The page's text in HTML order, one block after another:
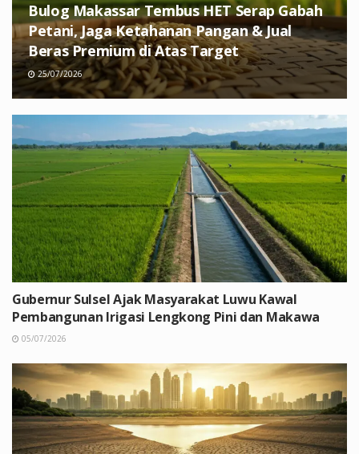
Bulog Makassar Tembus HET Serap Gabah
Petani, Jaga Ketahanan Pangan & Jual
Beras Premium di Atas Target
25/07/2026
Gubernur Sulsel Ajak Masyarakat Luwu Kawal
Pembangunan Irigasi Lengkong Pini dan Makawa
05/07/2026